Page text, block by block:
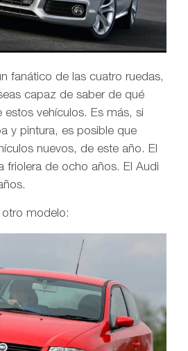
fanático de las cuatro ruedas,
capaz de saber de qué
vehículos. Es más, si
y pintura, es posible que
nuevos, de este año. El
friolera de ocho años. El Audi
modelo: